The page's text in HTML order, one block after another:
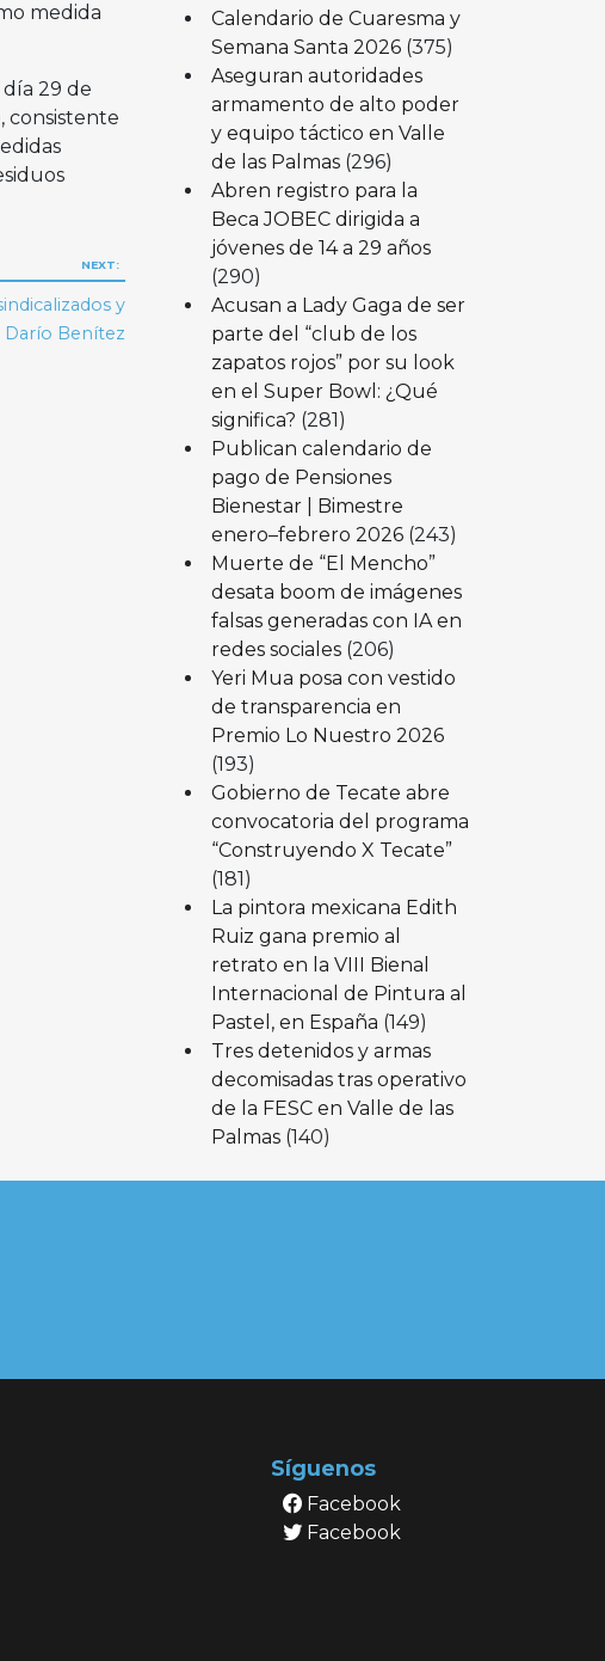
medida
29 de
consistente
NEXT:
y
Benítez
Calendario de Cuaresma y
Semana Santa 2026 (375)
Aseguran autoridades
armamento de alto poder
y equipo táctico en Valle
de las Palmas (296)
Abren registro para la
Beca JOBEC dirigida a
jóvenes de 14 a 29 años
(290)
Acusan a Lady Gaga de ser
parte del “club de los
zapatos rojos” por su look
en el Super Bowl: ¿Qué
significa? (281)
Publican calendario de
pago de Pensiones
Bienestar | Bimestre
enero–febrero 2026 (243)
Muerte de “El Mencho”
desata boom de imágenes
falsas generadas con IA en
redes sociales (206)
Yeri Mua posa con vestido
de transparencia en
Premio Lo Nuestro 2026
(193)
Gobierno de Tecate abre
convocatoria del programa
“Construyendo X Tecate”
(181)
La pintora mexicana Edith
Ruiz gana premio al
retrato en la VIII Bienal
Internacional de Pintura al
Pastel, en España (149)
Tres detenidos y armas
decomisadas tras operativo
de la FESC en Valle de las
Palmas (140)
Síguenos
Facebook
Facebook